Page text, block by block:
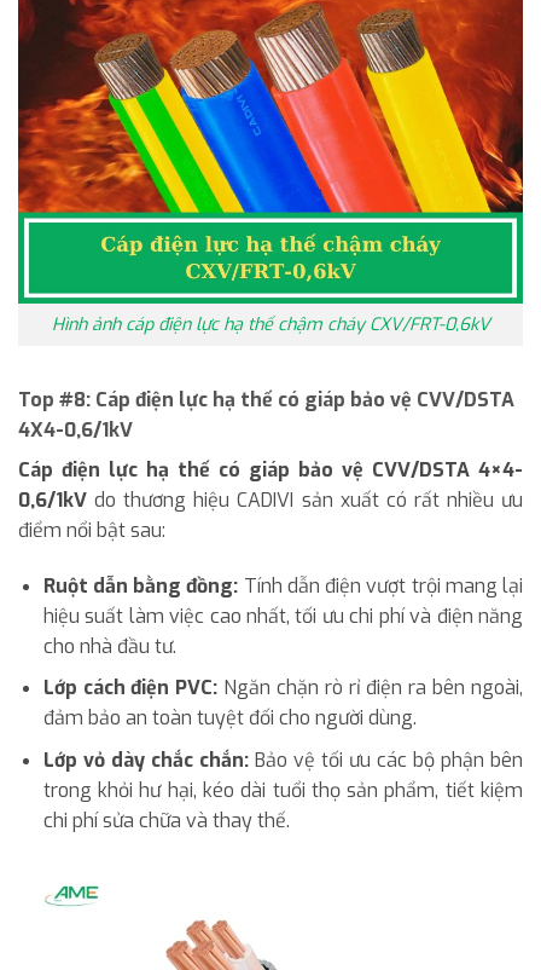
Hình ảnh cáp điện lực hạ thế chậm cháy CXV/FRT-0,6kV
Top #8: Cáp điện lực hạ thế có giáp bảo vệ CVV/DSTA
4X4-0,6/1kV
Cáp điện lực hạ thế có giáp bảo vệ CVV/DSTA 4×4-
0,6/1kV do thương hiệu CADIVI sản xuất có rất nhiều ưu
điểm nổi bật sau:
Ruột dẫn bằng đồng: Tính dẫn điện vượt trội mang lại
hiệu suất làm việc cao nhất, tối ưu chi phí và điện năng
cho nhà đầu tư.
Lớp cách điện PVC: Ngăn chặn rò rỉ điện ra bên ngoài,
đảm bảo an toàn tuyệt đối cho người dùng.
Lớp vỏ dày chắc chắn:Bảo vệ tối ưu các bộ phận bên
trong khỏi hư hại, kéo dài tuổi thọ sản phẩm, tiết kiệm
chi phí sửa chữa và thay thế.